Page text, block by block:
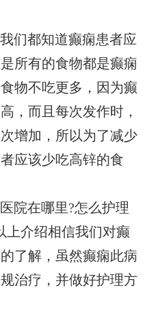
们都知道癫痫患者应
所有的食物都是癫痫
物不吃更多，因为癫
，而且每次发作时，
增加，所以为了减少
应该少吃高锌的食
院在哪里?怎么护理
上介绍相信我们对癫
了解，虽然癫痫此病
治疗，并做好护理方